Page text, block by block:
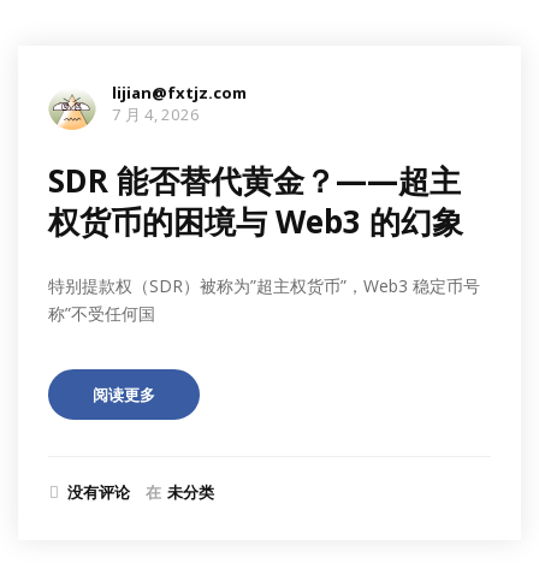
lijian@fxtjz.com
7 月 4, 2026
SDR 能否替代黄金？——超主
权货币的困境与 Web3 的幻象
特别提款权（SDR）被称为”超主权货币”，Web3 稳定币号
称”不受任何国
阅读更多
没有评论 在 未分类